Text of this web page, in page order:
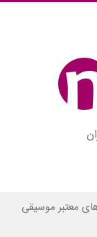
معتبر موسیقی